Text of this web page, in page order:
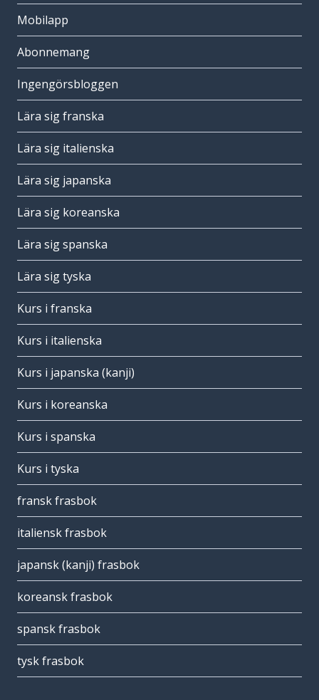
Mobilapp
Abonnemang
Ingengörsbloggen
Lära sig franska
Lära sig italienska
Lära sig japanska
Lära sig koreanska
Lära sig spanska
Lära sig tyska
Kurs i franska
Kurs i italienska
Kurs i japanska (kanji)
Kurs i koreanska
Kurs i spanska
Kurs i tyska
fransk frasbok
italiensk frasbok
japansk (kanji) frasbok
koreansk frasbok
spansk frasbok
tysk frasbok